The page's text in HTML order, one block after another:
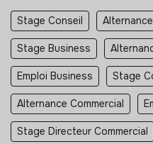
Stage Conseil
Stage Business
Emploi Business Stage
Alternance Commercial
Stage Directeur Commercial